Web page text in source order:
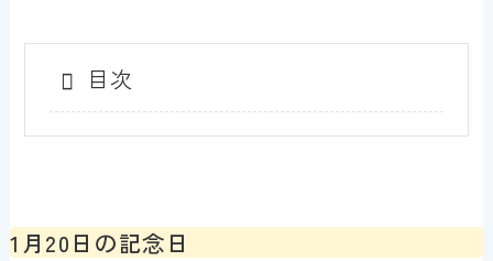
目次
1月20日の記念日